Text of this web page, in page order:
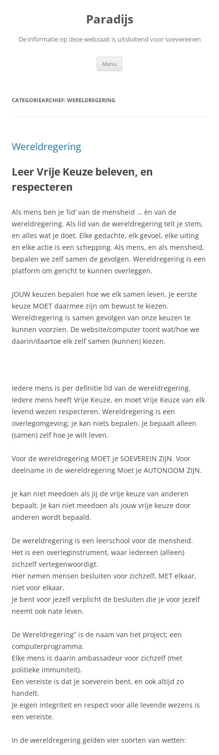
Paradijs
De informatie op deze webzaait is uitsluitend voor soevereinen
Menu
CATEGORIEARCHIEF: WERELDREGERING
Wereldregering
Leer Vrije Keuze beleven, en
respecteren
Als mens ben je ‘lid’ van de mensheid … èn van de
wereldregering. Als lid van de wereldregering telt je stem,
en alles wat je doet. Elke gedachte, elk gevoel, elke uiting
en elke actie is een schepping. Als mens, en als mensheid,
bepalen we zelf samen de gevolgen. Wereldregering is een
platform om gericht te kunnen overleggen.
JOUW keuzen bepalen hoe we elk samen leven. Je eerste
keuze MOET daarmee zijn om bewust te kiezen.
Wereldregering is samen gevolgen van onze keuzen te
kunnen voorzien. De website/computer toont wat/hoe we
daarin/daartoe elk zelf samen (kunnen) kiezen.
Iedere mens is per definitie lid van de wereldregering.
Iedere mens heeft Vrije Keuze, en moet Vrije Keuze van elk
levend wezen respecteren. Wereldregering is een
overlegomgeving; je kan niets bepalen. Je bepaalt alleen
(samen) zelf hoe je wilt leven.
Voor de wereldregering MOET je SOEVEREIN ZIJN. Voor
deelname in de wereldregering Moet je AUTONOOM ZIJN.
Je kan niet meedoen als jij de vrije keuze van anderen
bepaalt. Je kan niet meedoen als jouw vrije keuze door
anderen wordt bepaald.
De wereldregering is een leerschool voor de mensheid.
Het is een overleginstrument, waar iedereen (alleen)
zichzelf vertegenwoordigt.
Hier nemen mensen besluiten voor zichzelf, MET elkaar,
niet voor elkaar.
Je bent voor jezelf verplicht de besluiten die je voor jezelf
neemt ook nate leven.
De Wereldregering” is de naam van het project; een
computerprogramma.
Elke mens is daarin ambassadeur voor zichzelf (met
politieke immuniteit).
Een vereiste is dat je soeverein bent, en ook altijd zo
handelt.
Je eigen integriteit en respect voor alle levende wezens is
een vereiste.
In de wereldregering gelden vier soorten van wetten: